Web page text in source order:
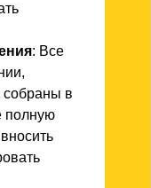
: Все
собраны в
полную